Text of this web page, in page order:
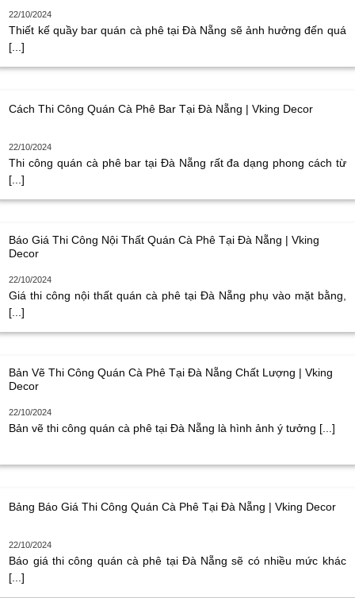
22/10/2024
Thiết kế quầy bar quán cà phê tại Đà Nẵng sẽ ảnh hưởng đến quá
[...]
Cách Thi Công Quán Cà Phê Bar Tại Đà Nẵng | Vking Decor
22/10/2024
Thi công quán cà phê bar tại Đà Nẵng rất đa dạng phong cách từ
[...]
Báo Giá Thi Công Nội Thất Quán Cà Phê Tại Đà Nẵng | Vking
Decor
22/10/2024
Giá thi công nội thất quán cà phê tại Đà Nẵng phụ vào mặt bằng,
[...]
Bản Vẽ Thi Công Quán Cà Phê Tại Đà Nẵng Chất Lượng | Vking
Decor
22/10/2024
Bản vẽ thi công quán cà phê tại Đà Nẵng là hình ảnh ý tưởng [...]
Bảng Báo Giá Thi Công Quán Cà Phê Tại Đà Nẵng | Vking Decor
22/10/2024
Báo giá thi công quán cà phê tại Đà Nẵng sẽ có nhiều mức khác
[...]